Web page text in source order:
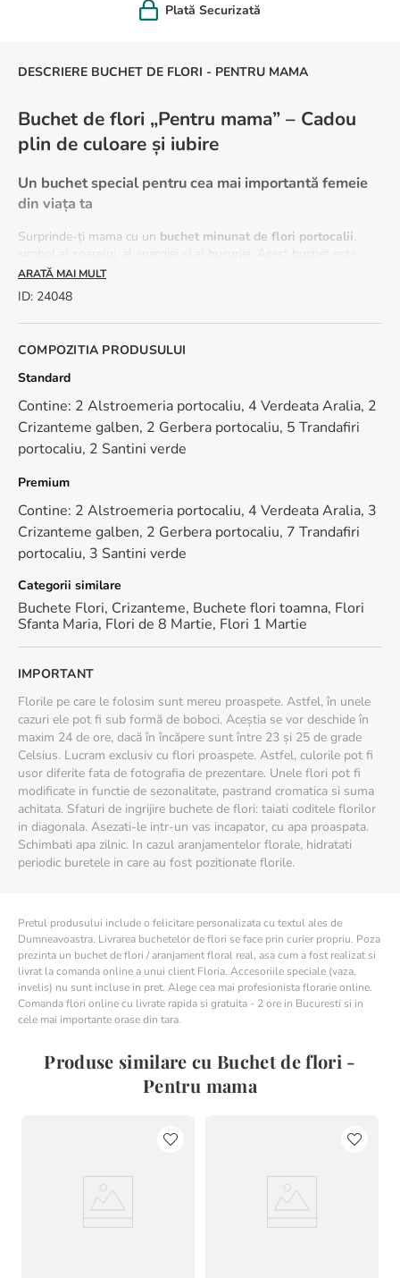
Plată Securizată
DESCRIERE BUCHET DE FLORI - PENTRU MAMA
Buchet de flori „Pentru mama” – Cadou
plin de culoare și iubire
Un buchet special pentru cea mai importantă femeie
din viața ta
Surprinde-ți mama cu un buchet minunat de flori portocalii,
perfect pentru a-i arăta cât de mult o iubești și cât de
recunoscător ești pentru tot ce a făcut pentru tine.
Dimensiune buchet:
Alstroemeria portocaliu
Trandafiri portocaliu
Gerbera portocaliu
Crizanteme galben
Santini verde
Verdeata Aralia.
Beneficii și livrare rapidă
Livrare rapidă 2–4 ore în București și peste 100 de orașe
Buchet proaspăt, pregătit cu grijă de florarii Floria
Felicitare cadou inclusă, pentru un mesaj personalizat
Livrare gratuită în majoritatea orașelor.
Instrucțiuni pentru a păstra florile proaspete cât mai
mult timp
Schimbă zilnic apa și menține vasul curat
La câteva zile, taie 1–2 cm din coditele florilor, la un unghi
de 45°, pentru o absorbție mai bună a apei
Păstrează florile la o temperatură potrivită, departe de
lumina directă a soarelui și sursele de căldură.
De ce să alegi buchetul „Pentru mama”
spirit. Portocaliul radiază căldură, energie și dragoste, fiind
alegerea perfectă pentru un cadou memorabil pentru mama ta.
Descoperă colecția de crizanteme Floria:
Vezi și altebuchete cu crizantemeși aranjamente florale pentru
ocazii speciale.
ARATĂ MAI MULT
ID: 24048
COMPOZITIA PRODUSULUI
Standard
Contine: 2 Alstroemeria portocaliu, 4 Verdeata Aralia, 2
Crizanteme galben, 2 Gerbera portocaliu, 5 Trandafiri
portocaliu, 2 Santini verde
Premium
Contine: 2 Alstroemeria portocaliu, 4 Verdeata Aralia, 3
Crizanteme galben, 2 Gerbera portocaliu, 7 Trandafiri
portocaliu, 3 Santini verde
Categorii similare
Buchete Flori, Crizanteme, Buchete flori toamna, Flori
Sfanta Maria, Flori de 8 Martie, Flori 1 Martie
IMPORTANT
Florile pe care le folosim sunt mereu proaspete. Astfel, în unele
cazuri ele pot fi sub formă de boboci. Aceștia se vor deschide în
maxim 24 de ore, dacă în încăpere sunt între 23 și 25 de grade
Celsius. Lucram exclusiv cu flori proaspete. Astfel, culorile pot fi
usor diferite fata de fotografia de prezentare. Unele flori pot fi
modificate in functie de sezonalitate, pastrand cromatica si suma
achitata. Sfaturi de ingrijire buchete de flori: taiati coditele florilor
in diagonala. Asezati-le intr-un vas incapator, cu apa proaspata.
Schimbati apa zilnic. In cazul aranjamentelor florale, hidratati
periodic buretele in care au fost pozitionate florile.
Pretul produsului include o felicitare personalizata cu textul ales de
Dumneavoastra. Livrarea buchetelor de flori se face prin curier propriu. Poza
prezinta un buchet de flori / aranjament floral real, asa cum a fost realizat si
livrat la comanda online a unui client Floria. Accesoriile speciale (vaza,
invelis) nu sunt incluse in pret. Alege cea mai profesionista florarie online.
Comanda flori online cu livrate rapida si gratuita - 2 ore in Bucuresti si in
cele mai importante orase din tara.
Produse similare cu Buchet de flori -
Pentru mama